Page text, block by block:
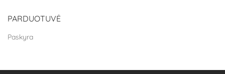
PARDUOTUVĖ
Paskyra